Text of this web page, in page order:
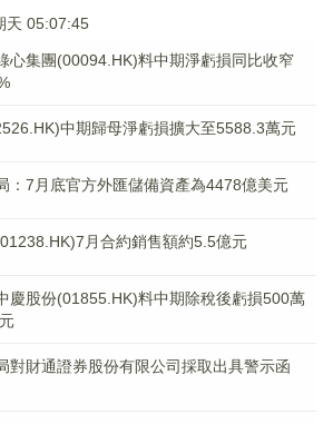
天 05:07:45
心集團(00094.HK)料中期淨虧損同比收窄
中期歸母淨虧損擴大至5588.3萬元
：7月底官方外匯儲備資產為4478億美元
月合約銷售額約5.5億元
慶股份(01855.HK)料中期除稅後虧損500萬
對財通證券股份有限公司採取出具警示函